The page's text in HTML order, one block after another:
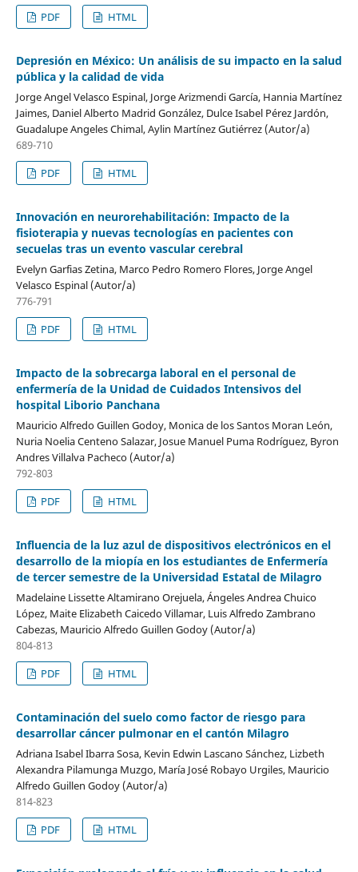
PDF
HTML
Depresión en México: Un análisis de su impacto en la salud
pública y la calidad de vida
Jorge Angel Velasco Espinal, Jorge Arizmendi García, Hannia Martínez
Jaimes, Daniel Alberto Madrid González, Dulce Isabel Pérez Jardón,
Guadalupe Angeles Chimal, Aylin Martínez Gutiérrez (Autor/a)
689-710
PDF
HTML
Innovación en neurorehabilitación: Impacto de la
fisioterapia y nuevas tecnologías en pacientes con
secuelas tras un evento vascular cerebral
Evelyn Garfias Zetina, Marco Pedro Romero Flores, Jorge Angel
Velasco Espinal (Autor/a)
776-791
PDF
HTML
Impacto de la sobrecarga laboral en el personal de
enfermería de la Unidad de Cuidados Intensivos del
hospital Liborio Panchana
Mauricio Alfredo Guillen Godoy, Monica de los Santos Moran León,
Nuria Noelia Centeno Salazar, Josue Manuel Puma Rodríguez, Byron
Andres Villalva Pacheco (Autor/a)
792-803
PDF
HTML
Influencia de la luz azul de dispositivos electrónicos en el
desarrollo de la miopía en los estudiantes de Enfermería
de tercer semestre de la Universidad Estatal de Milagro
Madelaine Lissette Altamirano Orejuela, Ángeles Andrea Chuico
López, Maite Elizabeth Caicedo Villamar, Luis Alfredo Zambrano
Cabezas, Mauricio Alfredo Guillen Godoy (Autor/a)
804-813
PDF
HTML
Contaminación del suelo como factor de riesgo para
desarrollar cáncer pulmonar en el cantón Milagro
Adriana Isabel Ibarra Sosa, Kevin Edwin Lascano Sánchez, Lizbeth
Alexandra Pilamunga Muzgo, María José Robayo Urgiles, Mauricio
Alfredo Guillen Godoy (Autor/a)
814-823
PDF
HTML